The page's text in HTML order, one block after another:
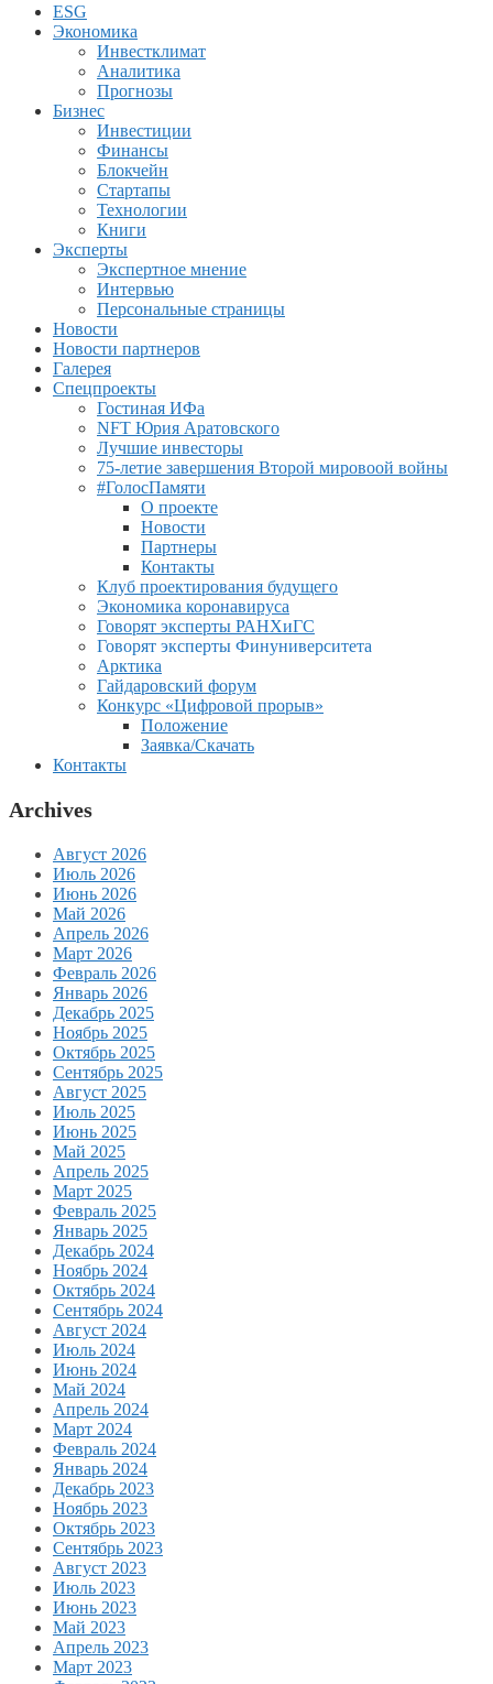
ESG
Экономика
Инвестклимат
Аналитика
Прогнозы
Бизнес
Инвестиции
Финансы
Блокчейн
Стартапы
Технологии
Книги
Эксперты
Экспертное мнение
Интервью
Персональные страницы
Новости
Новости партнеров
Галерея
Спецпроекты
Гостиная ИФа
NFT Юрия Аратовского
Лучшие инвесторы
75-летие завершения Второй мировоой войны
#ГолосПамяти
О проекте
Новости
Партнеры
Контакты
Клуб проектирования будущего
Экономика коронавируса
Говорят эксперты РАНХиГС
Говорят эксперты Финуниверситета
Арктика
Гайдаровский форум
Конкурс «Цифровой прорыв»
Положение
Заявка/Скачать
Контакты
Archives
Август 2026
Июль 2026
Июнь 2026
Май 2026
Апрель 2026
Март 2026
Февраль 2026
Январь 2026
Декабрь 2025
Ноябрь 2025
Октябрь 2025
Сентябрь 2025
Август 2025
Июль 2025
Июнь 2025
Май 2025
Апрель 2025
Март 2025
Февраль 2025
Январь 2025
Декабрь 2024
Ноябрь 2024
Октябрь 2024
Сентябрь 2024
Август 2024
Июль 2024
Июнь 2024
Май 2024
Апрель 2024
Март 2024
Февраль 2024
Январь 2024
Декабрь 2023
Ноябрь 2023
Октябрь 2023
Сентябрь 2023
Август 2023
Июль 2023
Июнь 2023
Май 2023
Апрель 2023
Март 2023